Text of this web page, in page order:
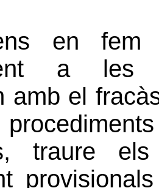
en fem
a les
amb el
traure